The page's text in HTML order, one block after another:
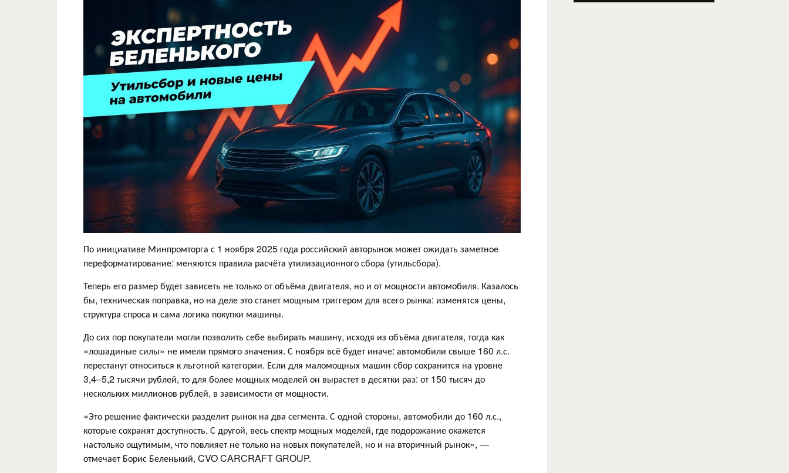
По инициативе Минпромторга с 1 ноября 2025 года российский авторынок может ожидать заметное
переформатирование: меняются правила расчёта утилизационного сбора (утильсбора).
Теперь его размер будет зависеть не только от объёма двигателя, но и от мощности автомобиля. Казалось
бы, техническая поправка, но на деле это станет мощным триггером для всего рынка: изменятся цены,
структура спроса и сама логика покупки машины.
До сих пор покупатели могли позволить себе выбирать машину, исходя из объёма двигателя, тогда как
«лошадиные силы» не имели прямого значения. С ноября всё будет иначе: автомобили свыше 160 л.с.
перестанут относиться к льготной категории. Если для маломощных машин сбор сохранится на уровне
3,4–5,2 тысячи рублей, то для более мощных моделей он вырастет в десятки раз: от 150 тысяч до
нескольких миллионов рублей, в зависимости от мощности.
«Это решение фактически разделит рынок на два сегмента. С одной стороны, автомобили до 160 л.с.,
которые сохранят доступность. С другой, весь спектр мощных моделей, где подорожание окажется
настолько ощутимым, что повлияет не только на новых покупателей, но и на вторичный рынок», —
отмечает Борис Беленький, CVO CARCRAFT GROUP.